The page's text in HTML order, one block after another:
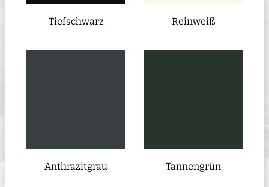
Tiefschwarz Reinweiß
Anthrazitgrau Tannengrün